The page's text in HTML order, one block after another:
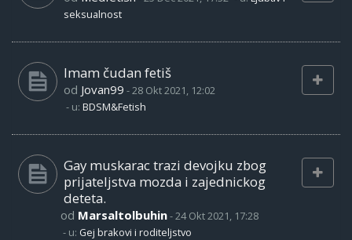
seksualnost
Imam čudan fetiš
od Jovan99 -28 Okt 2021, 12:02
- u: BDSM&Fetish
Gay muskarac trazi devojku zbog
prijateljstva mozda i zajednickog
deteta.
od Marsaltolbuhin-24 Okt 2021, 17:28
- u: Gej brakovi i roditeljstvo